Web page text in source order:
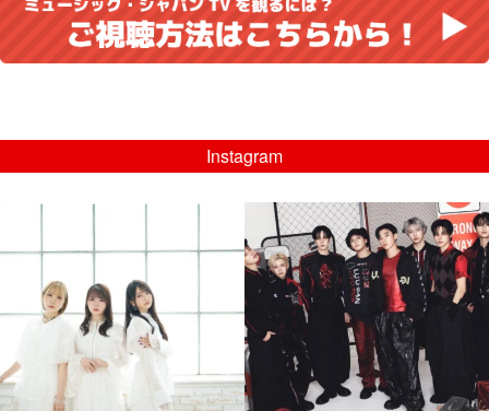
Instagram
...
8月 4
4 0
musicjapantv
💡08/05(水)23:00特番放送！
...
8月 4
4 0